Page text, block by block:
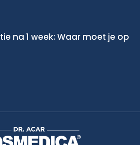
na 1 week: Waar moet je op